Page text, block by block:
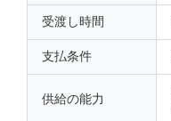
受渡し時間
支払条件
供給の能力